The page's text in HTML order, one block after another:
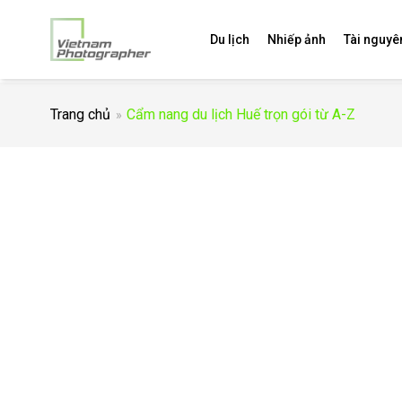
Du lịch Nhiếp ảnh Tài
Trang chủ Cẩm nang du lịch Huế trọn gói từ A-Z